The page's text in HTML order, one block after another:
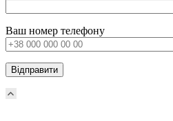
Ваш номер телефону